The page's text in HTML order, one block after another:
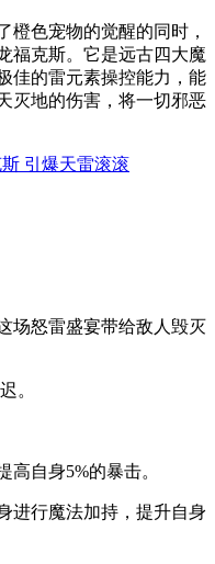
橙色宠物的觉醒的同时，
福克斯。它是远古四大魔
佳的雷元素操控能力，能
灭地的伤害，将一切邪恶
场怒雷盛宴带给敌人毁灭
。
高自身5%的暴击。
进行魔法加持，提升自身